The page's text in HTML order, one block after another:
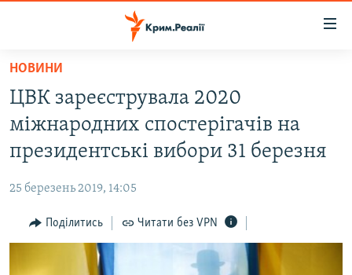
Перейти
основного
матеріалу
до
основної
навігації
Перейти
до
ВОДА.КРИМ
ВІДЕО ТА ФОТО
БЛОГИ
ПОГЛЯД
НОВИНИ
ЦВК зареєструвала 2020
міжнародних спостерігачів на
президентські вибори 31 березня
25 березень 2019, 14:05
Поділитись Читати без VPN